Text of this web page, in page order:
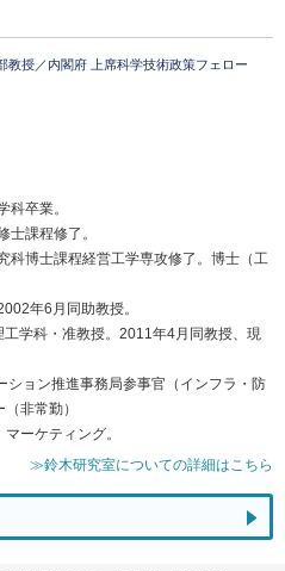
教授／内閣府 上席科学技術政策フェロー
科卒業。
士課程修了。
科博士課程経営工学専攻修了。博士（工
年6月同助教授。
学科・准教授。2011年4月同教授、現
ョン推進事務局参事官（インフラ・防
非常勤）
ーケティング。
≫鈴木研究室についての詳細はこちら